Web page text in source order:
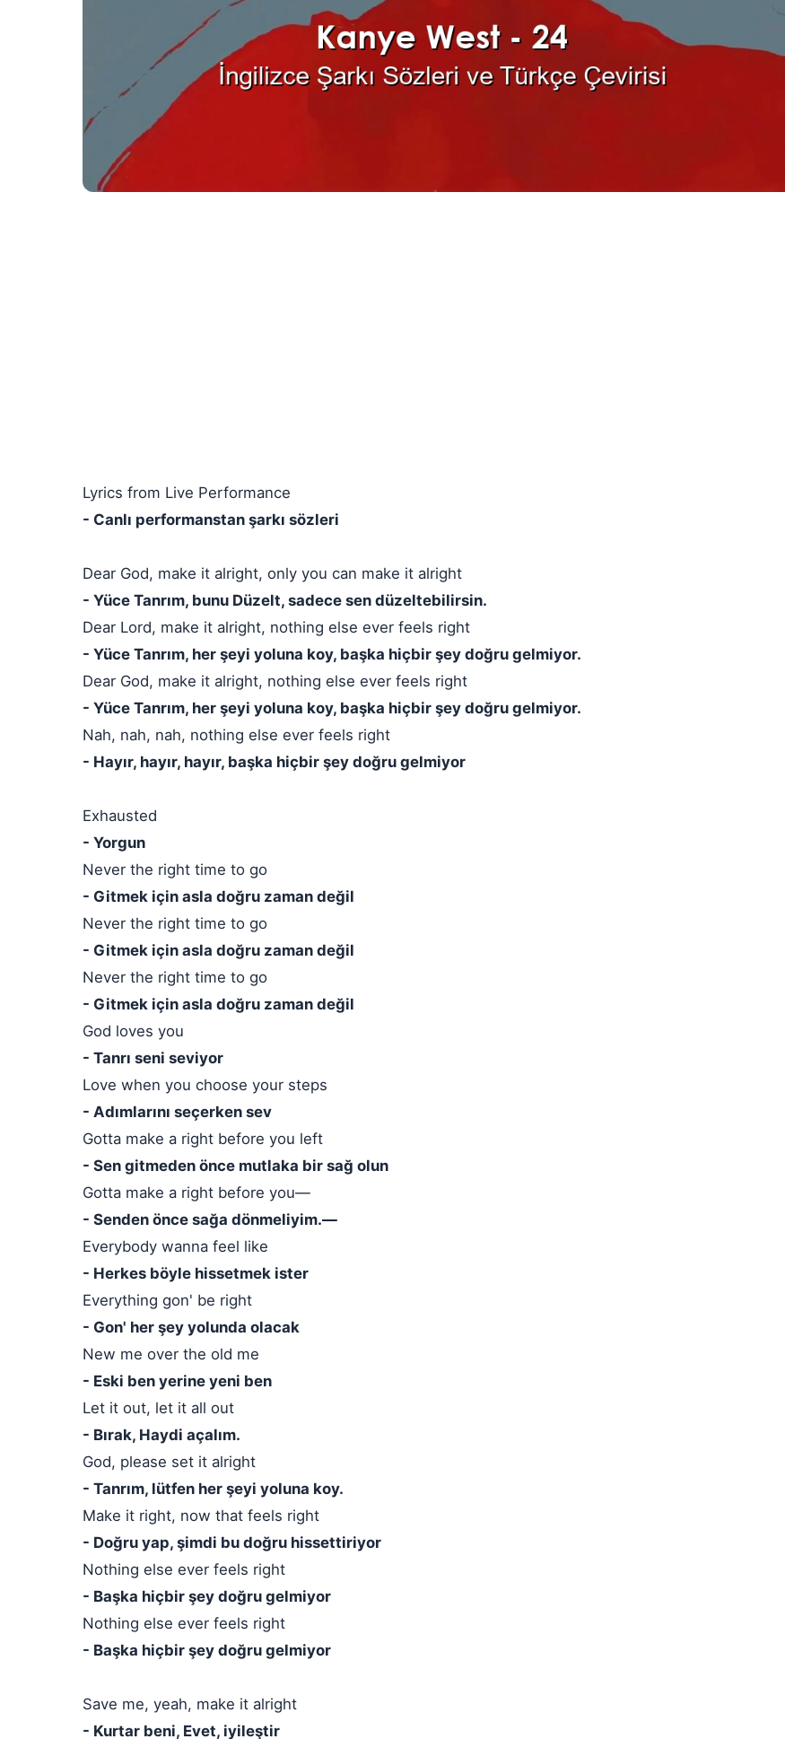
Lyrics from Live Performance
- Canlı performanstan şarkı sözleri
Dear God, make it alright, only you can make it alright
- Yüce Tanrım, bunu Düzelt, sadece sen düzeltebilirsin.
Dear Lord, make it alright, nothing else ever feels right
- Yüce Tanrım, her şeyi yoluna koy, başka hiçbir şey doğru gelmiyor.
Dear God, make it alright, nothing else ever feels right
- Yüce Tanrım, her şeyi yoluna koy, başka hiçbir şey doğru gelmiyor.
Nah, nah, nah, nothing else ever feels right
- Hayır, hayır, hayır, başka hiçbir şey doğru gelmiyor
Exhausted
- Yorgun
Never the right time to go
- Gitmek için asla doğru zaman değil
Never the right time to go
- Gitmek için asla doğru zaman değil
Never the right time to go
- Gitmek için asla doğru zaman değil
God loves you
- Tanrı seni seviyor
Love when you choose your steps
- Adımlarını seçerken sev
Gotta make a right before you left
- Sen gitmeden önce mutlaka bir sağ olun
Gotta make a right before you—
- Senden önce sağa dönmeliyim.—
Everybody wanna feel like
- Herkes böyle hissetmek ister
Everything gon' be right
- Gon' her şey yolunda olacak
New me over the old me
- Eski ben yerine yeni ben
Let it out, let it all out
- Bırak, Haydi açalım.
God, please set it alright
- Tanrım, lütfen her şeyi yoluna koy.
Make it right, now that feels right
- Doğru yap, şimdi bu doğru hissettiriyor
Nothing else ever feels right
- Başka hiçbir şey doğru gelmiyor
Nothing else ever feels right
- Başka hiçbir şey doğru gelmiyor
Save me, yeah, make it alright
- Kurtar beni, Evet, iyileştir